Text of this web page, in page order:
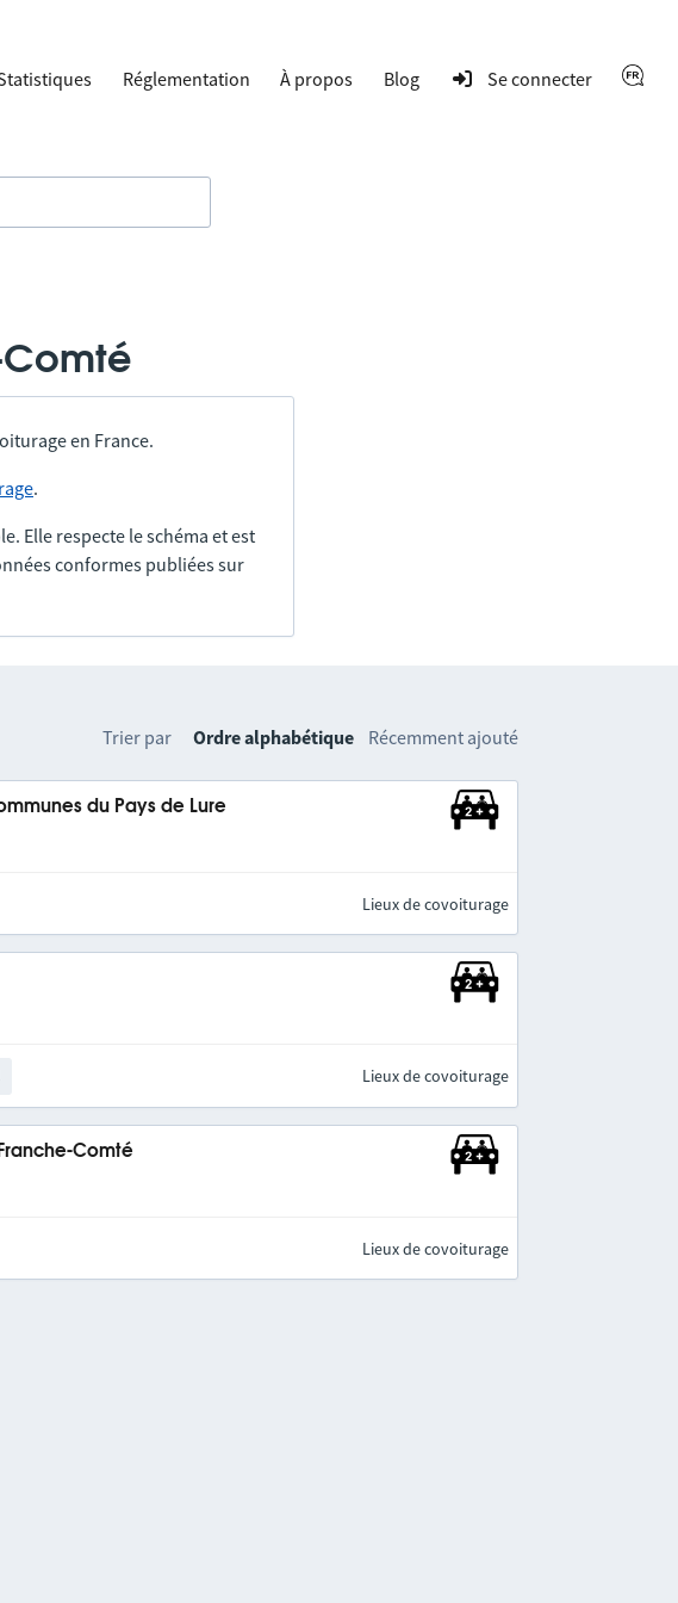
Réglementation À propos Blog Se connecter
Comté
en France.
.
Elle respecte le schéma et est
conformes publiées sur
Trier par Ordre alphabétique Récemment ajouté
du Pays de Lure
Lieux de covoiturage
Lieux de covoiturage
Comté
Lieux de covoiturage